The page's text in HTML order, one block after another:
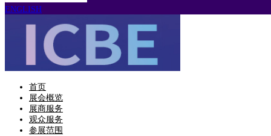
ENGLISH
首页
展会概览
展商服务
观众服务
参展范围